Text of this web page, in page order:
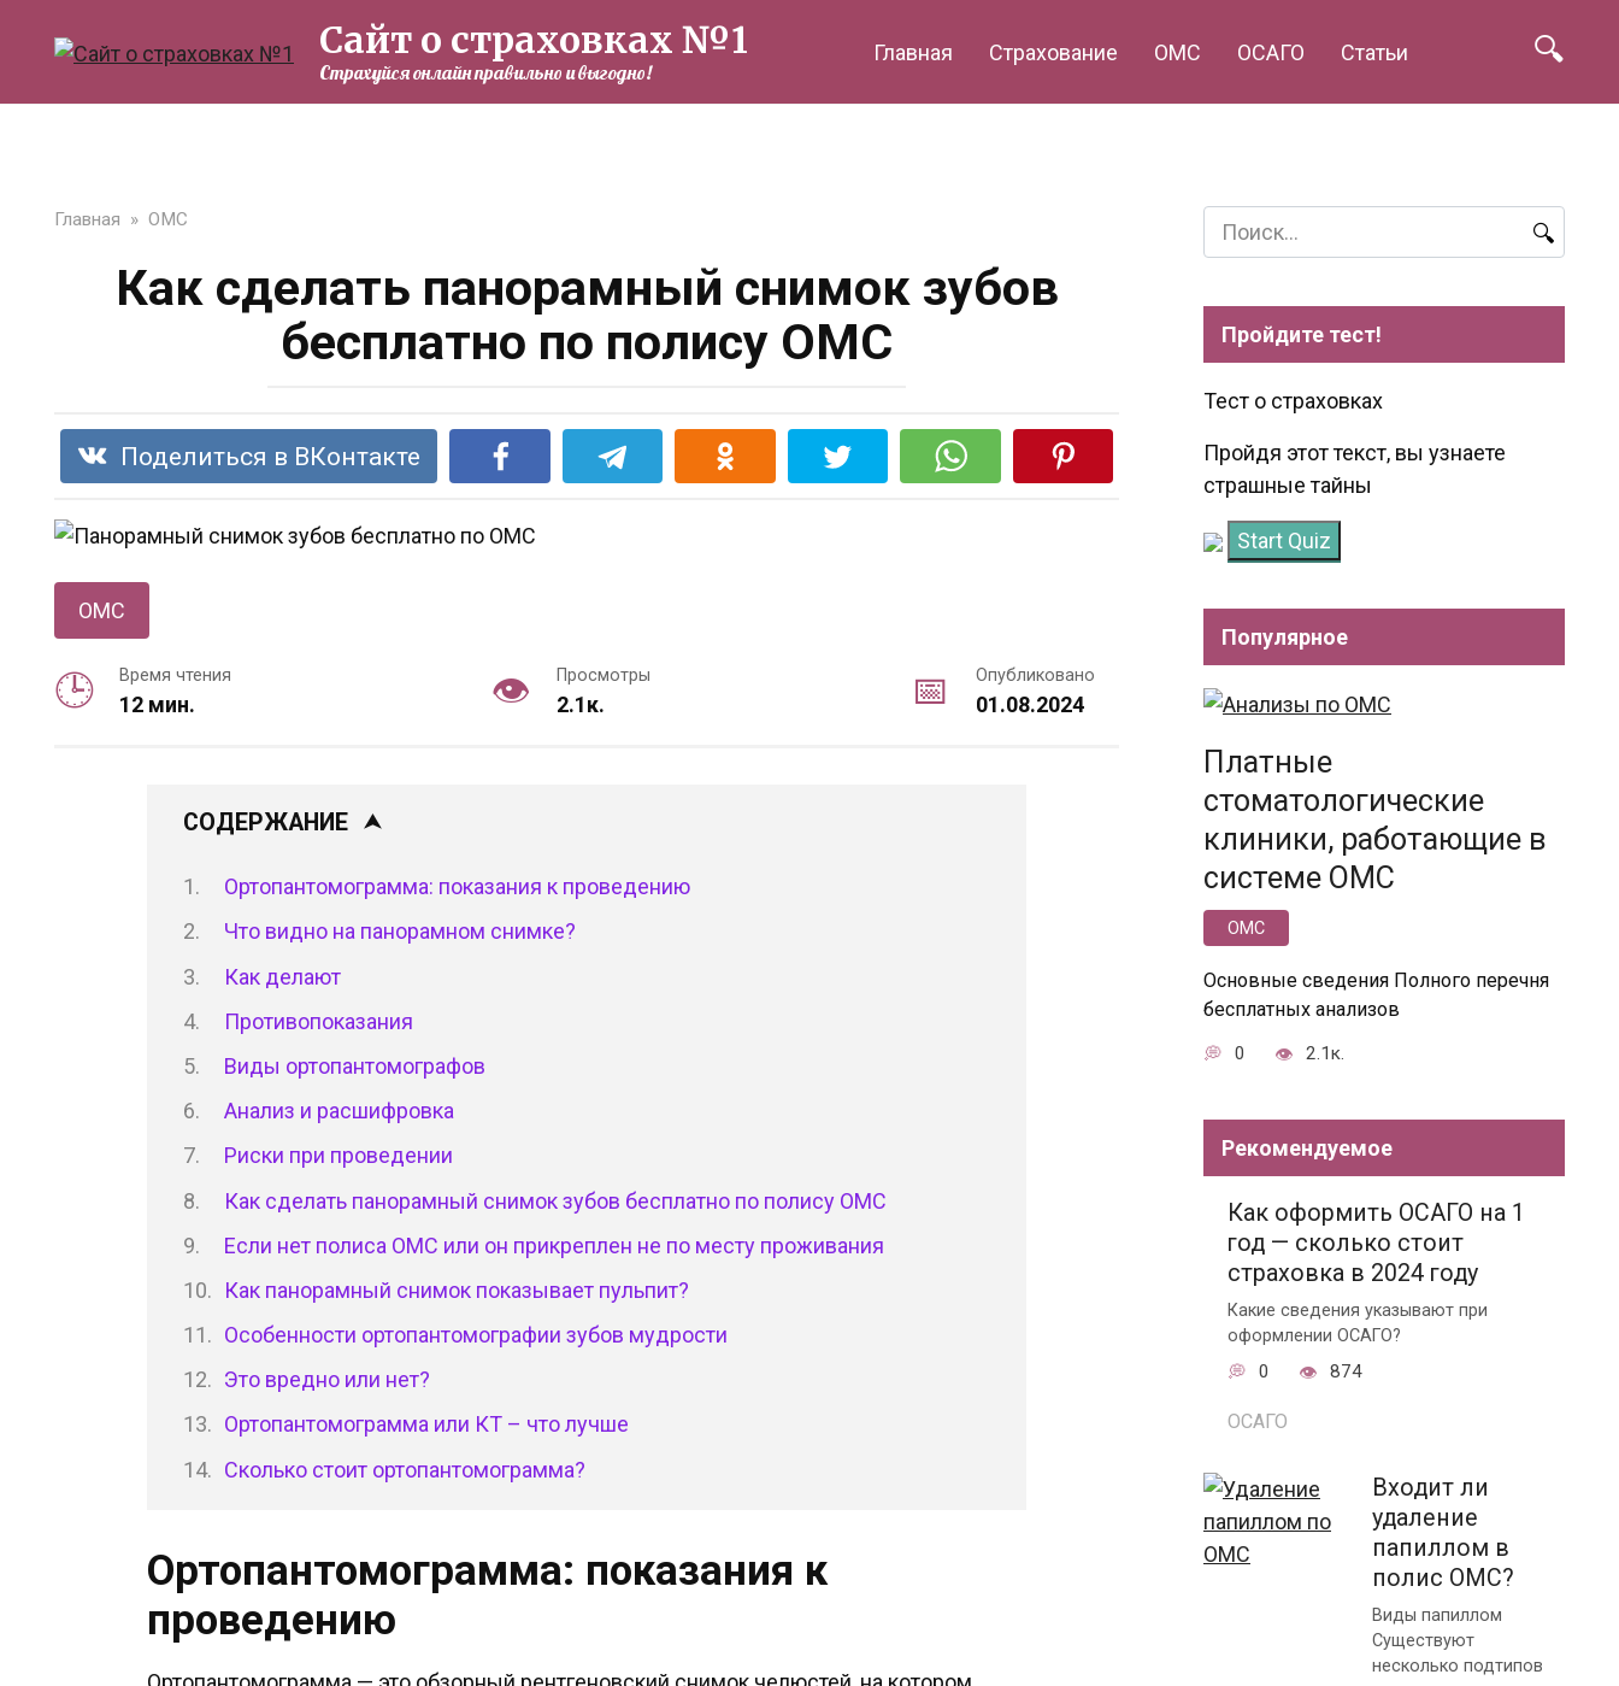
Сайт о страховках №1
Страхуйся онлайн правильно и выгодно!
Главная Страхование ОМС ОСАГО Статьи
Главная » ОМС
Как сделать панорамный снимок зубов
бесплатно по полису ОМС
Поделиться в ВКонтакте
ОМС
Время чтения
12 мин.
Просмотры
2.1к.
Опубликовано
01.08.2024
СОДЕРЖАНИЕ
Ортопантомограмма: показания к проведению
Что видно на панорамном снимке?
Как делают
Противопоказания
Виды ортопантомографов
Анализ и расшифровка
Риски при проведении
Как сделать панорамный снимок зубов бесплатно по полису ОМС
Если нет полиса ОМС или он прикреплен не по месту проживания
Как панорамный снимок показывает пульпит?
Особенности ортопантомографии зубов мудрости
Это вредно или нет?
Ортопантомограмма или КТ – что лучше
Сколько стоит ортопантомограмма?
Ортопантомограмма: показания к
проведению
Search
for:
Пройдите тест!
Тест о страховках
Пройдя этот текст, вы узнаете
страшные тайны
Start Quiz
Популярное
Платные
стоматологические
клиники, работающие в
системе ОМС
ОМС
Основные сведения Полного перечня
бесплатных анализов
0 2.1к.
Рекомендуемое
Как оформить ОСАГО на 1
год — сколько стоит
страховка в 2024 году
Какие сведения указывают при
оформлении ОСАГО?
0 874
ОСАГО
Входит ли
удаление
папиллом в
полис ОМС?
Виды папиллом
Существуют
несколько подтипов